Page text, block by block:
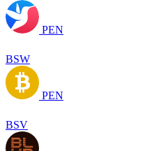
PEN
BSW
PEN
BSV